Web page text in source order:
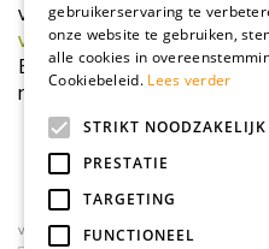
voelt? Bestel dan
vloerstalen. U heeft ze dan
Een bezoekje aan een
natuurlijk ook.
volg ons op social media
gebruikerservaring te
onze website te gebruiken,
alle cookies in
Cookiebeleid. Lees verder
STRIKT NOODZAKELIJK
PRESTATIE
TARGETING
FUNCTIONEEL